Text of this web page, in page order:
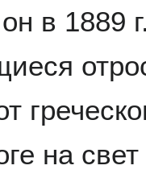
в 1889
на